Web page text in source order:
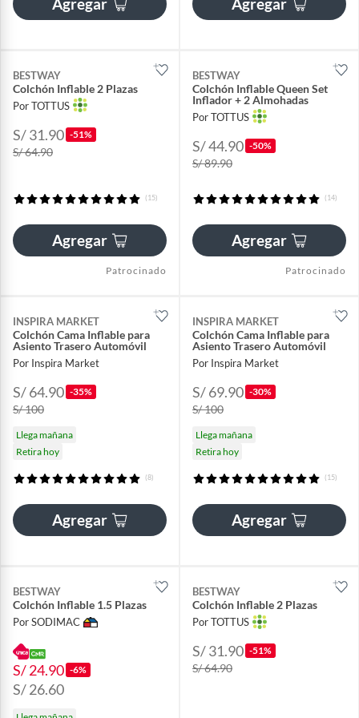
BESTWAY
Colchón Inflable 2 Plazas
Por TOTTUS
S/ 31.90 -51%
S/ 64.90
(15)
Agregar
Patrocinado
BESTWAY
Colchón Inflable Queen Set
Inflador + 2 Almohadas
Por TOTTUS
S/ 44.90 -50%
S/ 89.90
(14)
Agregar
Patrocinado
INSPIRA MARKET
Colchón Cama Inflable para
Asiento Trasero Automóvil
Por Inspira Market
S/ 64.90 -35%
S/ 100
Llega mañana
Retira hoy
(8)
Agregar
INSPIRA MARKET
Colchón Cama Inflable para
Asiento Trasero Automóvil
Por Inspira Market
S/ 69.90 -30%
S/ 100
Llega mañana
Retira hoy
(15)
Agregar
BESTWAY
Colchón Inflable 1.5 Plazas
Por SODIMAC
S/ 24.90 -6%
S/ 26.60
BESTWAY
Colchón Inflable 2 Plazas
Por TOTTUS
S/ 31.90 -51%
S/ 64.90